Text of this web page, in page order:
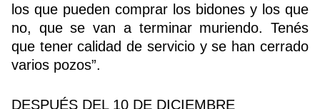
los que pueden comprar los bidones y los que
no, que se van a terminar muriendo. Tenés
que tener calidad de servicio y se han cerrado
varios pozos”.
DESPUÉS DEL 10 DE DICIEMBRE